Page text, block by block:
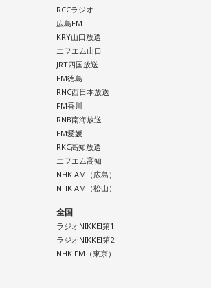
RCCラジオ
広島FM
KRY山口放送
エフエム山口
JRT四国放送
FM徳島
RNC西日本放送
FM香川
RNB南海放送
FM愛媛
RKC高知放送
エフエム高知
NHK AM（広島）
NHK AM（松山）
全国
ラジオNIKKEI第1
ラジオNIKKEI第2
NHK FM（東京）